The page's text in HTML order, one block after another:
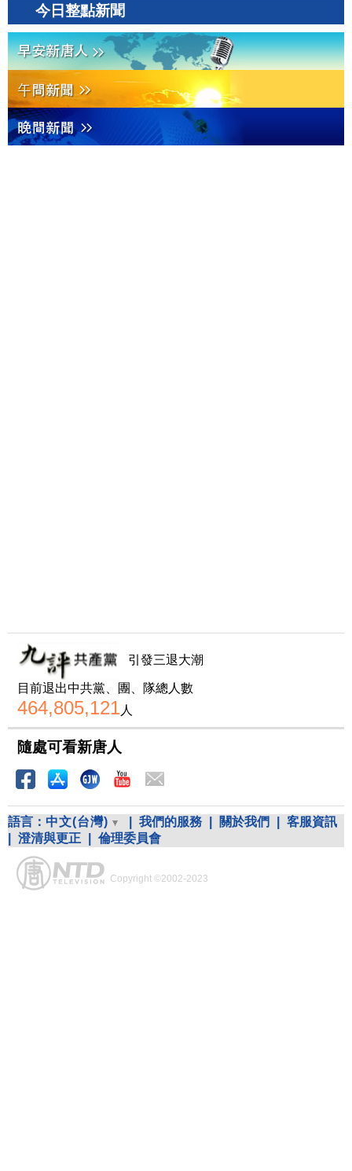
今日整點新聞
引發三退大潮
目前退出中共黨、團、隊總人數
464,805,121人
隨處可看新唐人
語言： 中文(台灣) 我們的服務 關於我們
客服資訊
澄清與更正 倫理委員會
Copyright ©2002-2023